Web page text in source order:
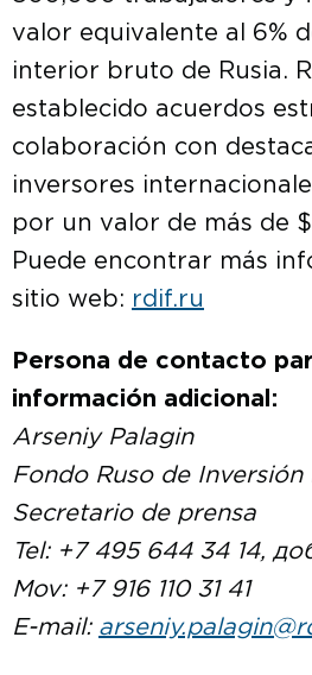
valor equivalente al 6%
interior bruto de Rusia.
establecido acuerdos
colaboración con
inversores
por un valor de más de
Puede encontrar más
sitio web: rdif.ru
Persona de contacto
información adicional:
Arseniy Palagin
Fondo Ruso de
Secretario de prensa
Tel: +7 495 644 34 14,
Mov: +7 916 110 31 41
E-mail: